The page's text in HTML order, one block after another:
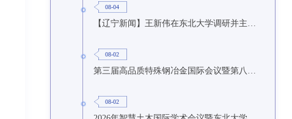
08-04
【辽宁新闻】王新伟在东北大学调研并主持召开座谈会
08-02
08-02